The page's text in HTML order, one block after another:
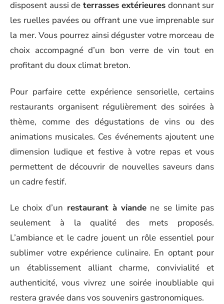
disposent aussi de terrasses extérieures donnant sur
les ruelles pavées ou offrant une vue imprenable sur
la mer. Vous pourrez ainsi déguster votre morceau de
choix accompagné d’un bon verre de vin tout en
profitant du doux climat breton.
Pour parfaire cette expérience sensorielle, certains
restaurants organisent régulièrement des soirées à
thème, comme des dégustations de vins ou des
animations musicales. Ces événements ajoutent une
dimension ludique et festive à votre repas et vous
permettent de découvrir de nouvelles saveurs dans
un cadre festif.
Le choix d’un restaurant à viande ne se limite pas
seulement à la qualité des mets proposés.
L’ambiance et le cadre jouent un rôle essentiel pour
sublimer votre expérience culinaire. En optant pour
un établissement alliant charme, convivialité et
authenticité, vous vivrez une soirée inoubliable qui
restera gravée dans vos souvenirs gastronomiques.